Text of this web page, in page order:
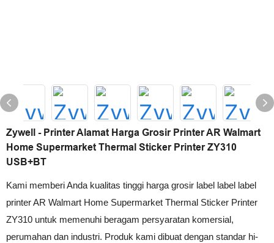
Zywell - Printer Alamat Harga Grosir Printer AR Walmart
Home Supermarket Thermal Sticker Printer ZY310
USB+BT
Kami memberi Anda kualitas tinggi harga grosir label label label
printer AR Walmart Home Supermarket Thermal Sticker Printer
ZY310 untuk memenuhi beragam persyaratan komersial,
perumahan dan industri. Produk kami dibuat dengan standar hi-